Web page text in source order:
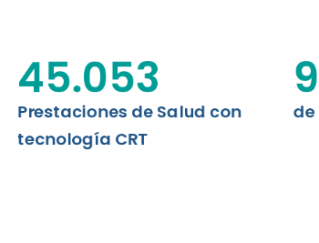
MDPA
Prestaciones de Salud con
tecnología CRT
45.053